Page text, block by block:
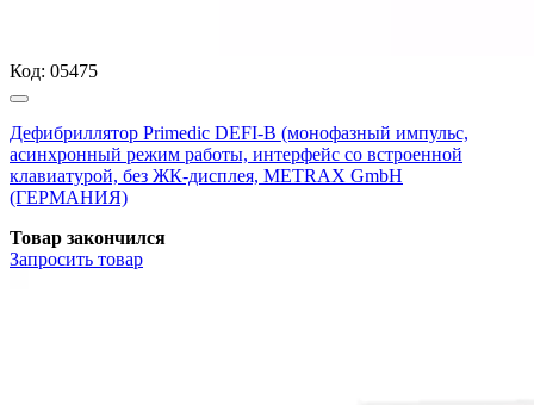
Код: 05475
Дефибриллятор Primedic DEFI-B (монофазный импульс,
асинхронный режим работы, интерфейс со встроенной
клавиатурой, без ЖК-дисплея, METRAX GmbH
(ГЕРМАНИЯ)
Товар закончился
Запросить товар